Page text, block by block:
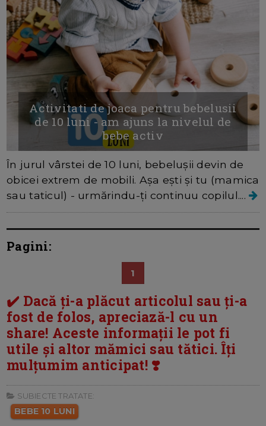
Activitati de joaca pentru bebelusii
de 10 luni - am ajuns la nivelul de
bebe activ
În jurul vârstei de 10 luni, bebelușii devin de
obicei extrem de mobili. Așa ești și tu (mamica
sau taticul) - urmărindu-ți continuu copilul....
Pagini:
1
✔️ Dacă ți-a plăcut articolul sau ți-a
fost de folos, apreciază-l cu un
share! Aceste informații le pot fi
utile și altor mămici sau tătici. Îți
mulțumim anticipat! ❣️
SUBIECTE TRATATE:
BEBE 10 LUNI